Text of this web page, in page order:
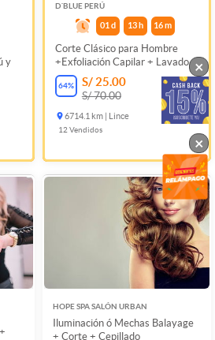
y
D´BLUE PERÚ
01 d 13 h 16m
Corte Clásico para Hombre
+Exfoliación Capilar + Lavado
64% S/ 25.00
S/ 70.00
6714.1 km | Lince
12 Vendidos
HOPE SPA SALÓN URBAN
Iluminación ó Mechas Balayage
+ Corte + Cepillado
×
×